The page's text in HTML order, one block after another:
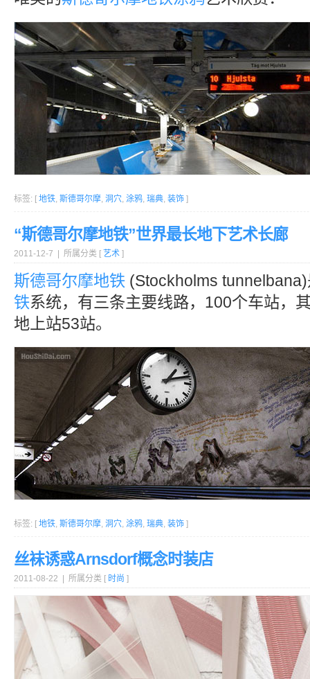
标签: [ 地铁, 斯德哥尔摩, 洞穴, 涂鸦, 瑞典, 装饰 ]
“斯德哥尔摩地铁”世界最长地下艺术长廊
2011-12-7 | 所属分类 [ 艺术 ]
斯德哥尔摩地铁 (Stockholms
铁系统，有三条主要线路，100个车站，
地上站53站。
标签: [ 地铁, 斯德哥尔摩, 洞穴, 涂鸦, 瑞典, 装饰 ]
丝袜诱惑Arnsdorf概念时装店
2011-08-22 | 所属分类 [ 时尚 ]